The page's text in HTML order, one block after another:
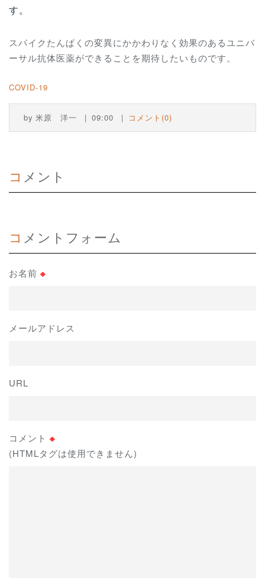
す。
スパイクたんぱくの変異にかかわりなく効果のあるユニバ
ーサル抗体医薬ができることを期待したいものです。
COVID-19
by 米原 洋一 09:00 コメント(0)
コメント
コメントフォーム
お名前 ※
メールアドレス
URL
コメント ※
(HTMLタグは使用できません)